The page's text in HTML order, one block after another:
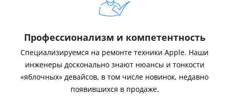
Профессионализм и компетентность
Специализируемся на ремонте техники Apple. Наши
инженеры досконально знают нюансы и тонкости
«яблочных» девайсов, в том числе новинок, недавно
появившихся в продаже.